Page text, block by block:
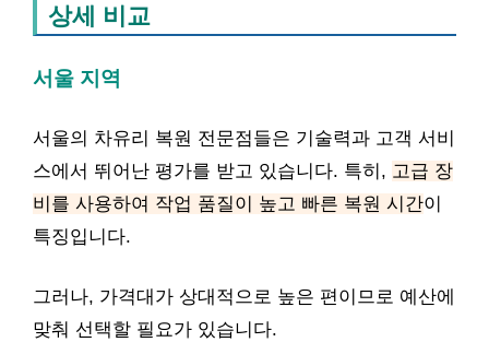
상세 비교
서울 지역
서울의 차유리 복원 전문점들은 기술력과 고객 서비
스에서 뛰어난 평가를 받고 있습니다. 특히, 고급 장
비를 사용하여 작업 품질이 높고 빠른 복원 시간이
특징입니다.
그러나, 가격대가 상대적으로 높은 편이므로 예산에
맞춰 선택할 필요가 있습니다.